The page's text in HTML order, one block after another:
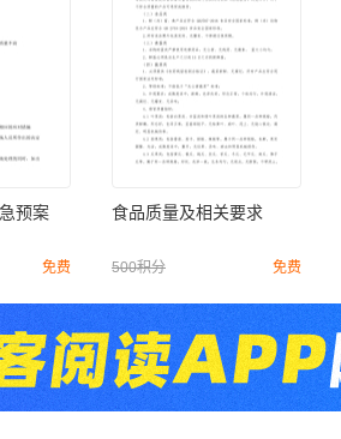
预案
免费
食品质量及相关要求
免费
500积分